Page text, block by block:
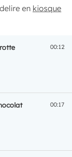
en kiosque
00:12
00:17